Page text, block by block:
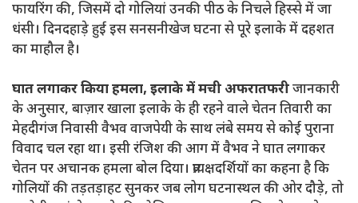
फायरिंग की, जिसमें दो गोलियां उनकी पीठ के निचले हिस्से में जा
धंसी। दिनदहाड़े हुई इस सनसनीखेज घटना से पूरे इलाके में दहशत
का माहौल है।
घात लगाकर किया हमला, इलाके में मची अफरातफरीजानकारी
के अनुसार, बाज़ार खाला इलाके के ही रहने वाले चेतन तिवारी का
मेहदीगंज निवासी वैभव वाजपेयी के साथ लंबे समय से कोई पुराना
विवाद चल रहा था। इसी रंजिश की आग में वैभव ने घात लगाकर
चेतन पर अचानक हमला बोल दिया। प्रत्यक्षदर्शियों का कहना है कि
गोलियों की तड़तड़ाहट सुनकर जब लोग घटनास्थल की ओर दौड़े, तो